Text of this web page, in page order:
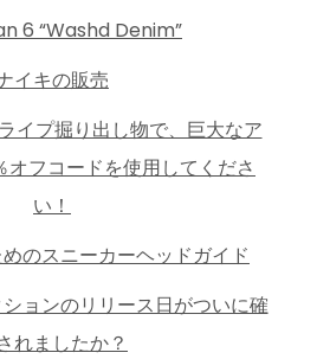
6 “Washd Denim”
イキの販売
イプ掘り出し物で、巨大なア
オフコードを使用してくださ
い！
のスニーカーヘッドガイド
ョンのリリース日がついに確
れましたか？